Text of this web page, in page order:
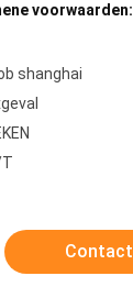
voorwaarden:
shanghai
Contact